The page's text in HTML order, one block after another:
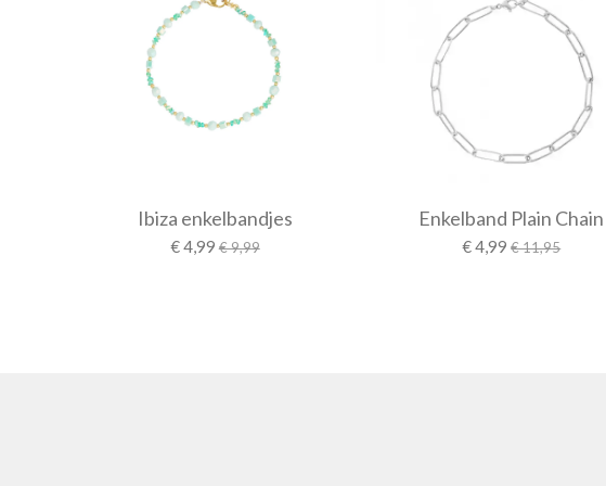
Ibiza enkelbandjes
€ 4,99 € 9,99
Enkelband Plain Chain
€ 4,99 € 11,95